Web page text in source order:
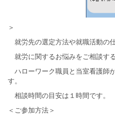
就労先の選定方法や就職活動の仕
就労に関するお悩みをご相談す
ハローワーク職員と当室看護師
す。
相談時間の目安は１時間です。
＜ご参加方法＞